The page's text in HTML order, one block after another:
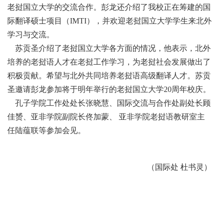
老挝国立大学的交流合作。彭龙还介绍了我校正在筹建的国
际翻译硕士项目（IMTI），并欢迎老挝国立大学学生来北外
学习与交流。
苏贡圣介绍了老挝国立大学各方面的情况，他表示，北外
培养的老挝语人才在老挝工作学习，为老挝社会发展做出了
积极贡献。希望与北外共同培养老挝语高级翻译人才。苏贡
圣邀请彭龙参加将于明年举行的老挝国立大学20周年校庆。
孔子学院工作处处长张晓慧、国际交流与合作处副处长顾
佳赟、亚非学院副院长佟加蒙、 亚非学院老挝语教研室主
任陆蕴联等参加会见。
（国际处 杜书灵）